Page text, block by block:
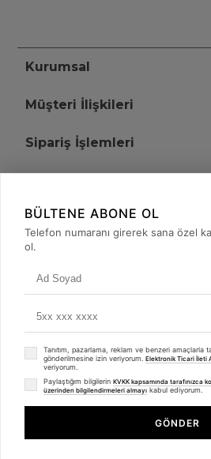
Kurumsal
Müşteri İlişkileri
Sipariş İşlemleri
+90 (850) 473
© 2008 - 2026
- Tüm Hakları Saklıdır. Kredi kartı
Whatsapp
BÜLTENE ABONE OL
Telefon numaranı girerek sana özel
ol.
Tanıtım, pazarlama, reklam ve benzeri amaçlarla
gönderilmesine izin veriyorum. Elektronik Ticari İleti
veriyorum.
Paylaştığım bilgilerin KVKK kapsamında tarafınızca
üzerinden bilgilendirmeleri almayı kabul ediyorum.
GÖNDER